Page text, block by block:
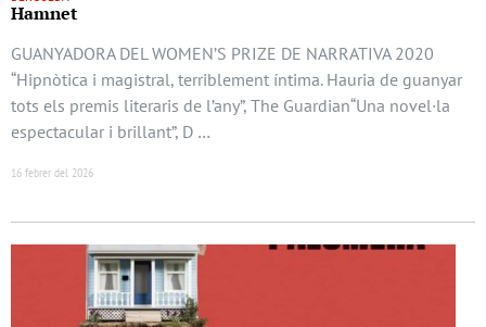
Hamnet
GUANYADORA DEL WOMEN’S PRIZE DE NARRATIVA 2020
“Hipnòtica i magistral, terriblement íntima. Hauria de guanyar
tots els premis literaris de l’any”, The Guardian“Una novel·la
espectacular i brillant”, D …
16 febrer del 2026